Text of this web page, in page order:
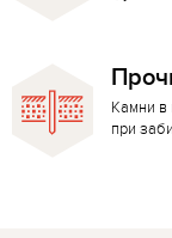
Камни в
при